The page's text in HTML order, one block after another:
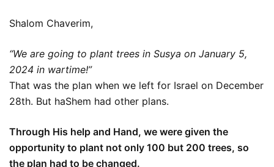
Shalom Chaverim,
“We are going to plant trees in Susya on January 5,
2024 in wartime!”
That was the plan when we left for Israel on December
28th. But haShem had other plans.
Through His help and Hand, we were given the
opportunity to plant not only 100 but 200 trees, so
the plan had to be changed.